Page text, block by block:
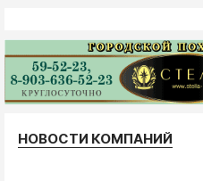
НОВОСТИ КОМПАНИЙ